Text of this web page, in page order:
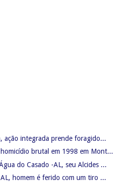
ação integrada prende foragido...
brutal em 1998 em Mont...
do Casado -AL, seu Alcides ...
homem é ferido com um tiro ...